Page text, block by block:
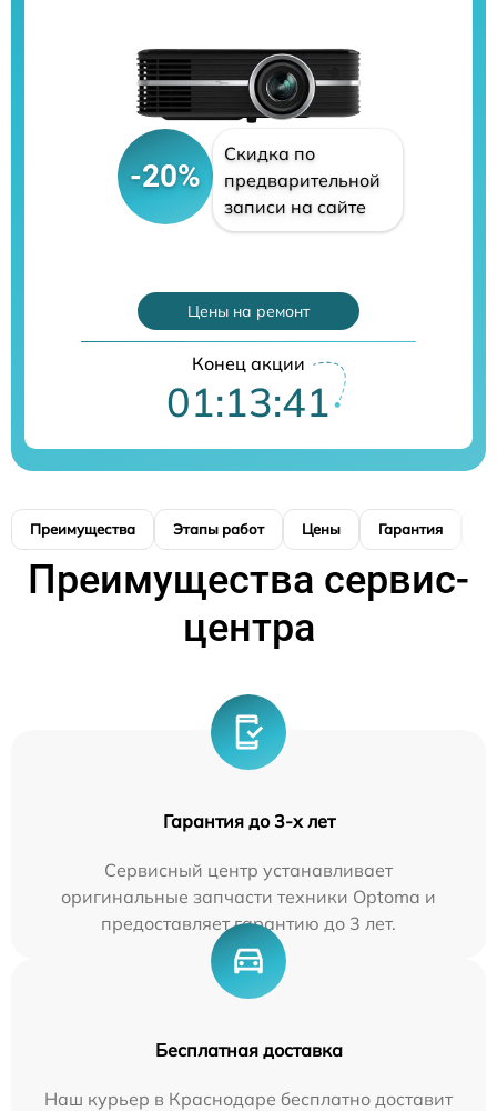
-20%
Скидка по
предварительной
записи на сайте
Цены на ремонт
Конец акции
01:13:41
Преимущества Этапы работ Цены Гарантия
Преимущества сервис-
центра
Гарантия до 3-х лет
Сервисный центр устанавливает
оригинальные запчасти техники Optoma и
предоставляет гарантию до 3 лет.
Бесплатная доставка
Наш курьер в Краснодаре бесплатно доставит